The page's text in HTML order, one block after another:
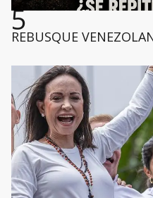
5
REBUSQUE